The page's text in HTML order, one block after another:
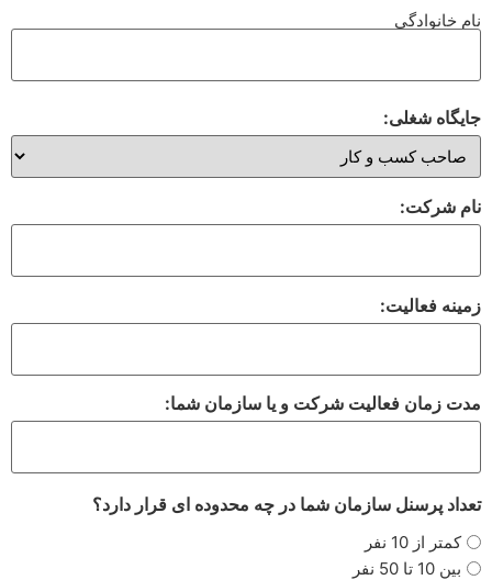
نام خانوادگی
جایگاه شغلی:
نام شرکت:
زمینه فعالیت:
مدت زمان فعالیت شرکت و یا سازمان شما:
تعداد پرسنل سازمان شما در چه محدوده ای قرار دارد؟
کمتر از 10 نفر
بین 10 تا 50 نفر